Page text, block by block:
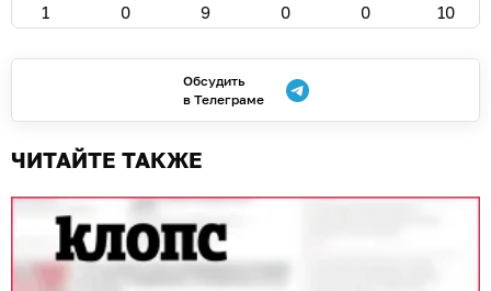
1 0 9 0 0 10
Обсудить
в Телеграме
ЧИТАЙТЕ ТАКЖЕ